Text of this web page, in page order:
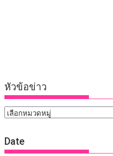
หัวข้อข่าว
หัวข้อ
Date